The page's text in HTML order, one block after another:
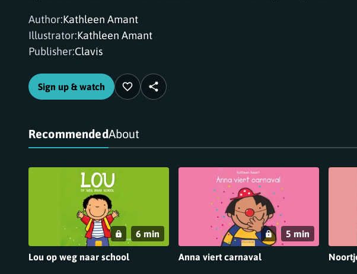
Of een spook? En wie is toch die grote beer?
Author:Kathleen Amant
Illustrator:Kathleen Amant
Publisher:Clavis
Sign up & watch
RecommendedAbout
Lou op weg naar school
6 min
Anna viert carnaval
5 min